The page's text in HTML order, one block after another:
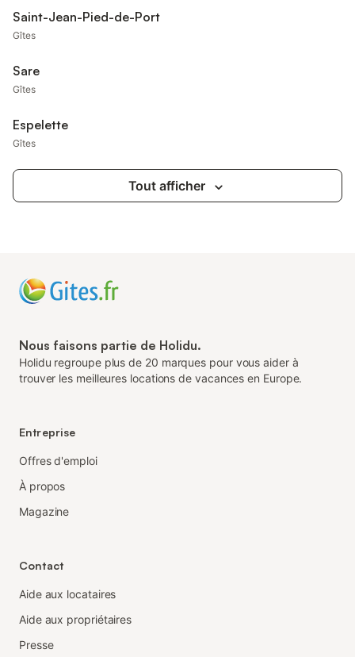
Saint-Jean-Pied-de-Port
Gîtes
Sare
Gîtes
Espelette
Gîtes
Tout afficher
Nous faisons partie de Holidu.
Holidu regroupe plus de 20 marques pour vous aider à
trouver les meilleures locations de vacances en Europe.
Entreprise
Offres d'emploi
À propos
Magazine
Contact
Aide aux locataires
Aide aux propriétaires
Presse